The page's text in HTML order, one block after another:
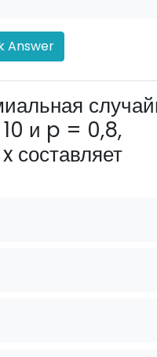
Answer
и p = 0,8,
составляет